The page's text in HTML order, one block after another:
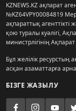
KZNEWS.KZ ақпарат
№KZ64VPY00084819
ақпараттық
қою туралы куәлігі,
министрлігінің
Бұл желілік ресурстың
асқан азаматтарға
БІЗГЕ ЖАЗЫЛУ